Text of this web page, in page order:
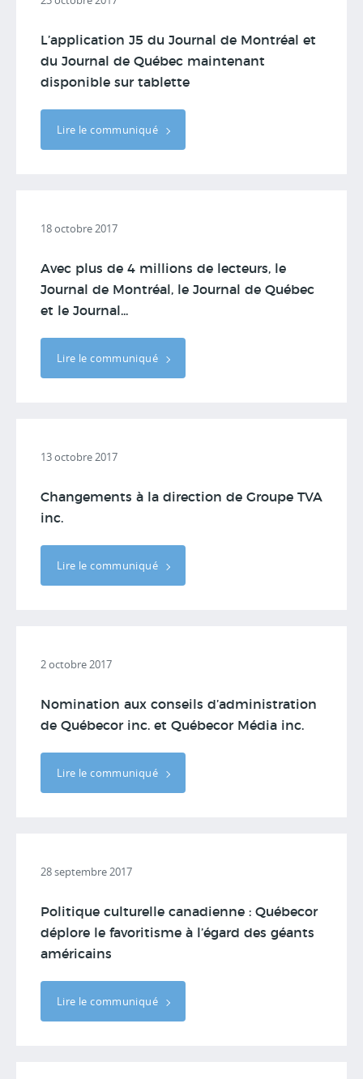
L’application J5 du Journal de Montréal et
du Journal de Québec maintenant
disponible sur tablette
Lire le communiqué
18 octobre 2017
Avec plus de 4 millions de lecteurs, le
Journal de Montréal, le Journal de Québec
et le Journal...
Lire le communiqué
13 octobre 2017
Changements à la direction de Groupe TVA
inc.
Lire le communiqué
2 octobre 2017
Nomination aux conseils d’administration
de Québecor inc. et Québecor Média inc.
Lire le communiqué
28 septembre 2017
Politique culturelle canadienne : Québecor
déplore le favoritisme à l’égard des géants
américains
Lire le communiqué